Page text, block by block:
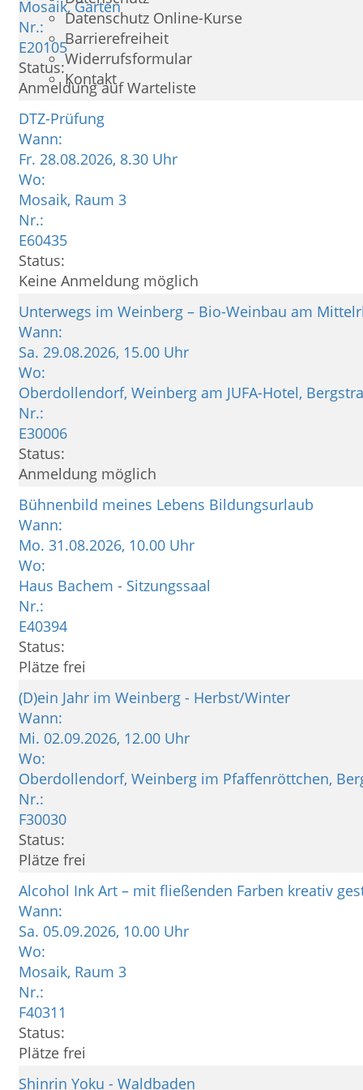
Datenschutz Online-Kurse
Barrierefreiheit
Widerrufsformular
Kontakt
Mosaik, Garten
Nr.:
E20105
Status:
Anmeldung auf Warteliste
DTZ-Prüfung
Wann:
Fr. 28.08.2026, 8.30 Uhr
Wo:
Mosaik, Raum 3
Nr.:
E60435
Status:
Keine Anmeldung möglich
Unterwegs im Weinberg – Bio-Weinbau am
Wann:
Sa. 29.08.2026, 15.00 Uhr
Wo:
Oberdollendorf, Weinberg am JUFA-Hotel,
Nr.:
E30006
Status:
Anmeldung möglich
Bühnenbild meines Lebens Bildungsurlaub
Wann:
Mo. 31.08.2026, 10.00 Uhr
Wo:
Haus Bachem - Sitzungssaal
Nr.:
E40394
Status:
Plätze frei
(D)ein Jahr im Weinberg - Herbst/Winter
Wann:
Mi. 02.09.2026, 12.00 Uhr
Wo:
Oberdollendorf, Weinberg im Pfaffenröttchen,
Nr.:
F30030
Status:
Plätze frei
Alcohol Ink Art – mit fließenden Farben kreativ
Wann:
Sa. 05.09.2026, 10.00 Uhr
Wo:
Mosaik, Raum 3
Nr.:
F40311
Status:
Plätze frei
Shinrin Yoku - Waldbaden